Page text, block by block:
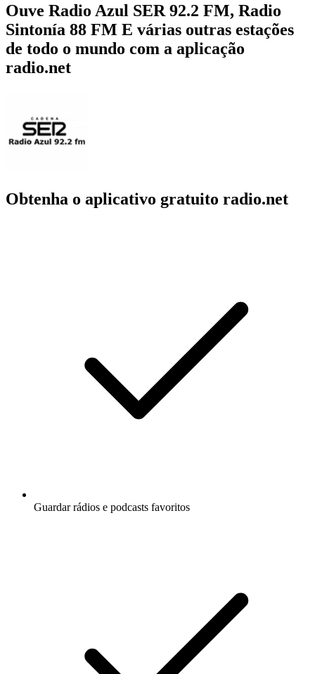
Ouve Radio Azul SER 92.2 FM, Radio
Sintonía 88 FM E várias outras estações
de todo o mundo com a aplicação
radio.net
Obtenha o aplicativo gratuito radio.net
Guardar rádios e podcasts favoritos